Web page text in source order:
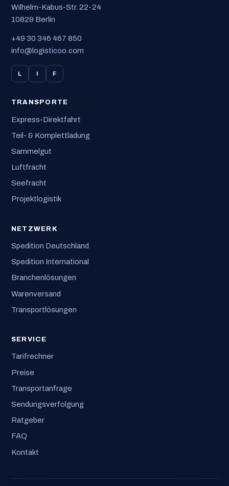
Wilhelm-Kabus-Str. 22-24
10829 Berlin
+49 30 346 467 850
info@logisticoo.com
L I F
TRANSPORTE
Express-Direktfahrt
Teil- & Komplettladung
Sammelgut
Luftfracht
Seefracht
Projektlogistik
NETZWERK
Spedition Deutschland
Spedition International
Branchenlösungen
Warenversand
Transportlösungen
SERVICE
Tarifrechner
Preise
Transportanfrage
Sendungsverfolgung
Ratgeber
FAQ
Kontakt